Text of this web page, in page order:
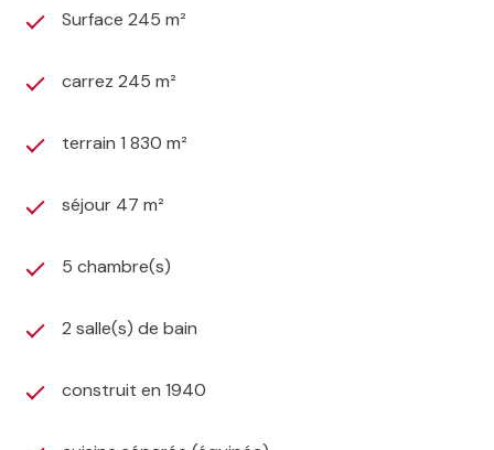
Surface 245 m²
carrez 245 m²
terrain 1 830 m²
séjour 47 m²
5 chambre(s)
2 salle(s) de bain
construit en 1940